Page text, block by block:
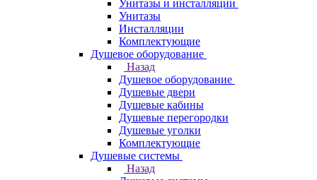
Унитазы и инсталляции
Унитазы
Инсталляции
Комплектующие
Душевое оборудование
Назад
Душевое оборудование
Душевые двери
Душевые кабины
Душевые перегородки
Душевые уголки
Комплектующие
Душевые системы
Назад